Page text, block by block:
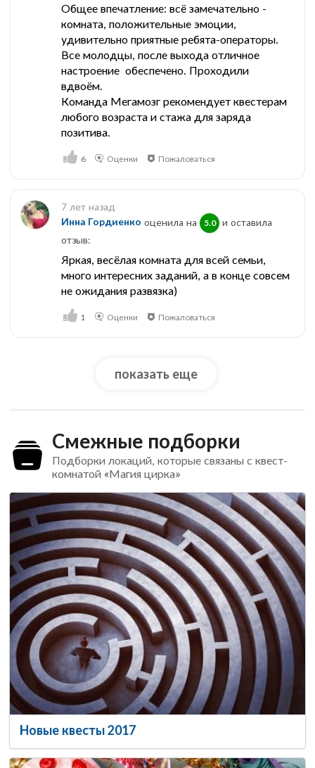
Общее впечатление: всё замечательно -
комната, положительные эмоции,
удивительно приятные ребята-операторы.
Все молодцы, после выхода отличное
настроение обеспечено. Проходили
вдвоём.
Команда Мегамозг рекомендует квестерам
любого возраста и стажа для заряда
позитива.
6 Оценки Пожаловаться
7 лет назад
Инна Гордиенко оценила на 5.0
и оставила
отзыв:
Яркая, весёлая комната для всей семьи,
много интересних заданий, а в конце совсем
не ожидания развязка)
1 Оценки Пожаловаться
показать еще
Смежные подборки
Подборки локаций, которые связаны с квест-
комнатой «Магия цирка»
Новые квесты 2017